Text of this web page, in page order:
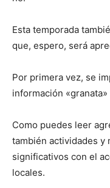
Esta temporada
que, espero, será
Por primera vez, se
información «granata»
Como puedes leer
también actividades y
significativos con el
locales.